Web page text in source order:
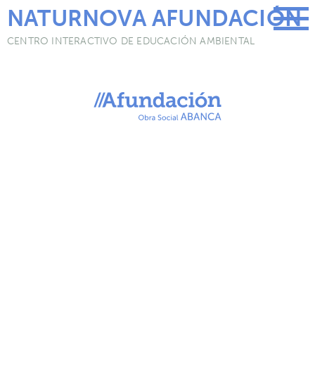
Skip
to
content
NATURNOVA AFUNDACIÓN
CENTRO INTERACTIVO DE EDUCACIÓN AMBIENTAL